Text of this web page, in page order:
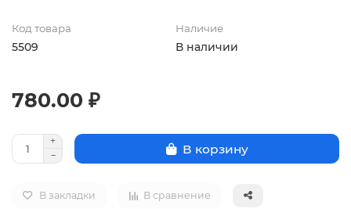
Код товара
5509
Наличие
В наличии
780.00 ₽
В корзину
В закладки В сравнение